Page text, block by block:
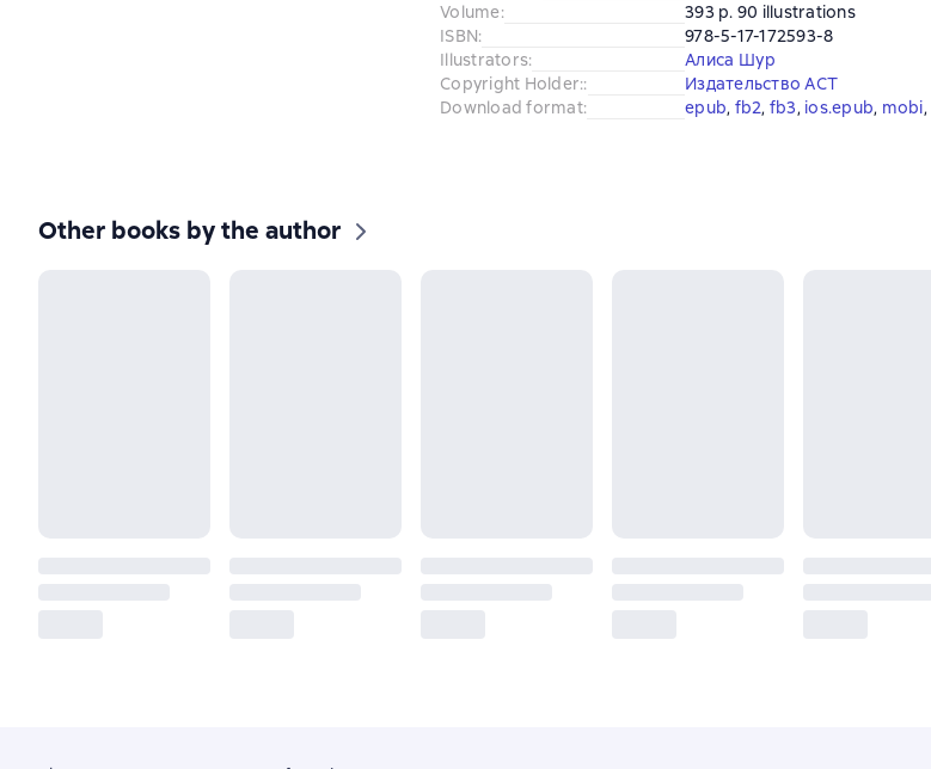
Volume:
393 p. 90 illustrations
ISBN:
978-5-17-172593-8
Illustrators:
Алиса Шур
Copyright Holder::
Издательство АСТ
Download format: epub, fb2, fb3, ios.epub, mobi,
Other books by the author